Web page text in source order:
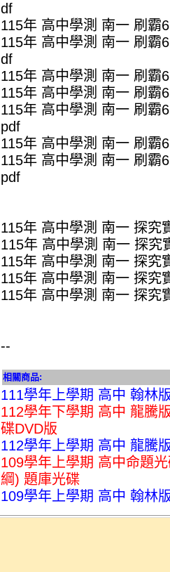
df
115年 高中學測 南一 刷霸
115年 高中學測 南一 刷霸
df
115年 高中學測 南一 刷霸
115年 高中學測 南一 刷霸
115年 高中學測 南一 刷霸
pdf
115年 高中學測 南一 刷霸
115年 高中學測 南一 刷霸
pdf
115年 高中學測 南一 探究
115年 高中學測 南一 探究
115年 高中學測 南一 探究
115年 高中學測 南一 探究
115年 高中學測 南一 探究
--
相關商品:
111學年上學期 高中 翰林
112學年下學期 高中 龍騰
碟DVD版
112學年上學期 高中 龍騰
109學年上學期 高中命題
綱) 題庫光碟
109學年上學期 高中 翰林